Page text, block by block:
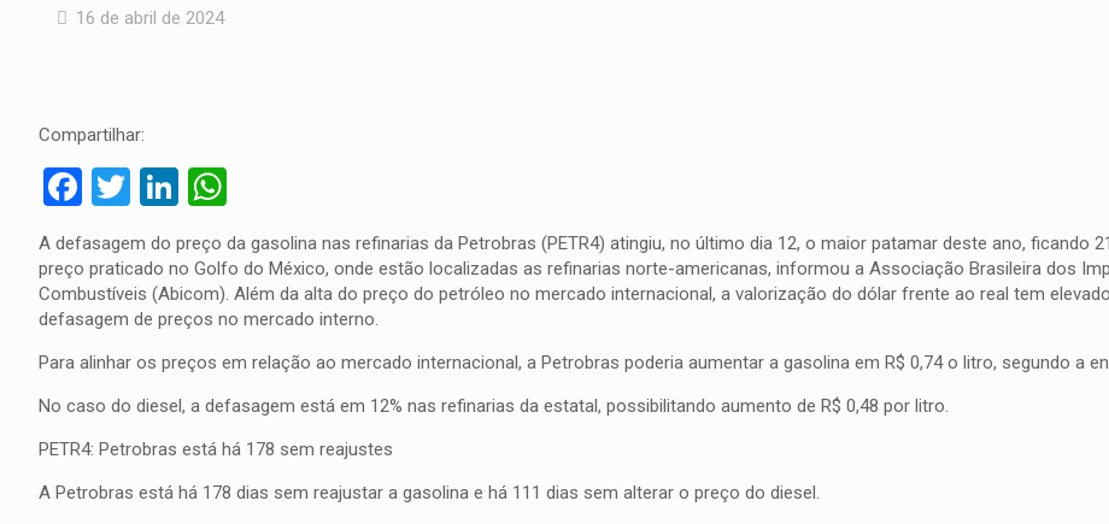
16 de abril de 2024
Compartilhar:
Facebook
TwitterLinkedIn
WhatsApp
A defasagem do preço da gasolina nas refinarias da Petrobras (PETR4) atingiu, no último dia 12, o maior patamar deste ano, ficando
preço praticado no Golfo do México, onde estão localizadas as refinarias norte-americanas, informou a Associação Brasileira dos
Combustíveis (Abicom). Além da alta do preço do petróleo no mercado internacional, a valorização do dólar frente ao real tem
defasagem de preços no mercado interno.
Para alinhar os preços em relação ao mercado internacional, a Petrobras poderia aumentar a gasolina em R$ 0,74 o litro, segundo a
No caso do diesel, a defasagem está em 12% nas refinarias da estatal, possibilitando aumento de R$ 0,48 por litro.
PETR4: Petrobras está há 178 sem reajustes
A Petrobras está há 178 dias sem reajustar a gasolina e há 111 dias sem alterar o preço do diesel.